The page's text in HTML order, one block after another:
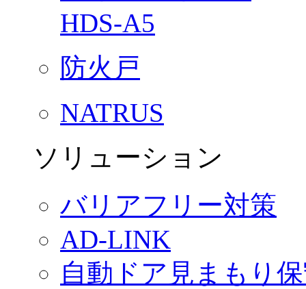
HDS-A5
防火戸
NATRUS
ソリューション
バリアフリー対策
AD-LINK
自動ドア見まもり